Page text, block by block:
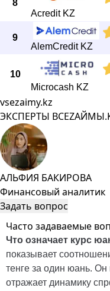
8
Acredit KZ
9
AlemCredit KZ
10
Microcash KZ
vsezaimy.kz
ЭКСПЕРТЫ
АЛЬФИЯ БАКИРОВА
Финансовый аналитик
Задать вопрос
Часто задаваемые
Что означает курс
показывает
тенге за один юань. Он
отражает динамику